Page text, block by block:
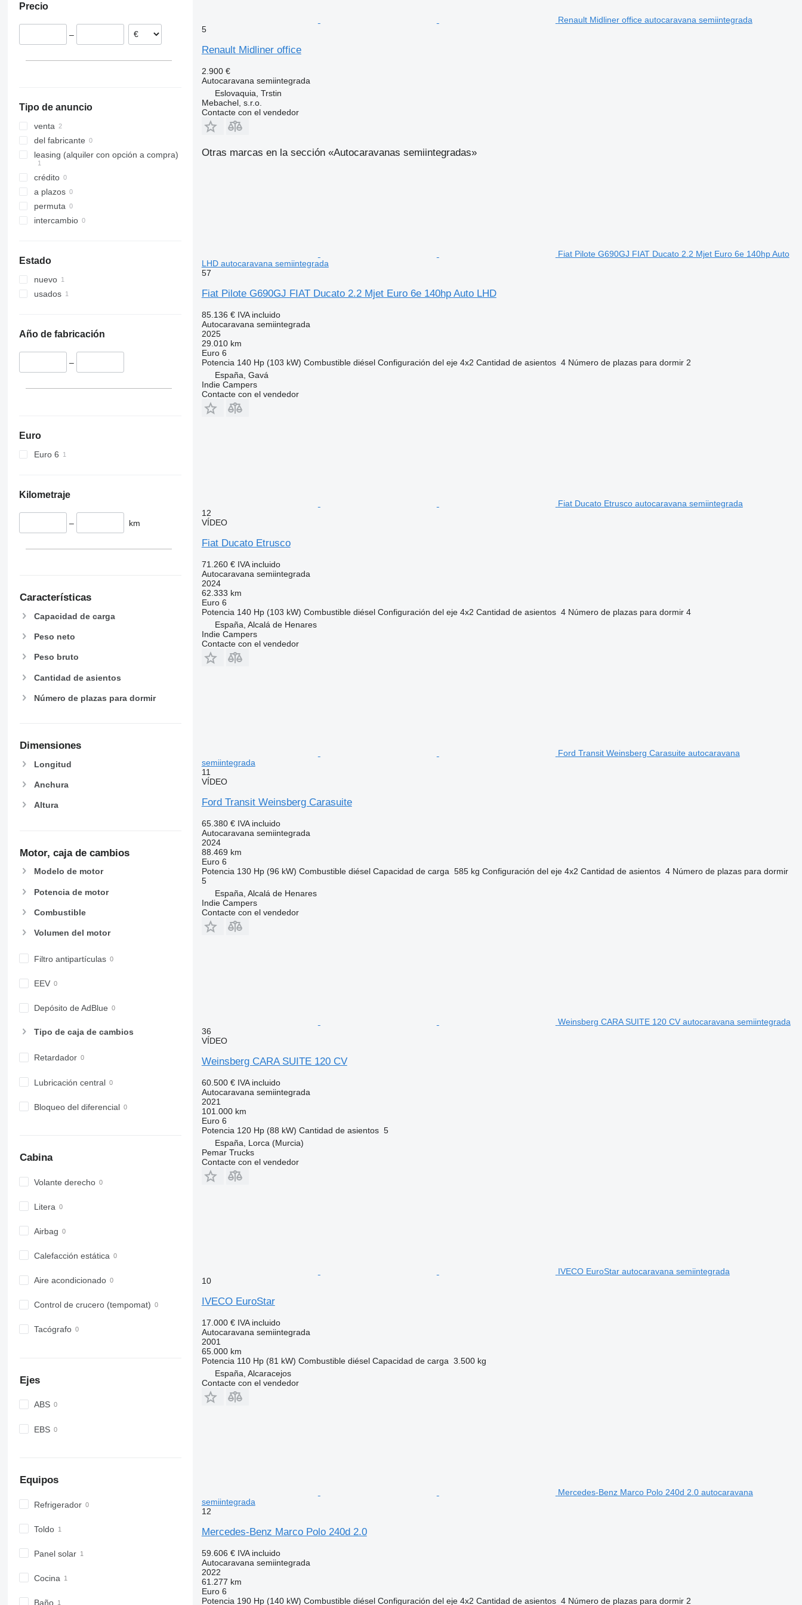
Precio
–
Tipo de anuncio
venta
del fabricante
leasing (alquiler con opción a compra)
crédito
a plazos
permuta
intercambio
Estado
nuevo
usados
Año de fabricación
–
Euro
Euro 6
Kilometraje
– km
Características
Capacidad de carga
Peso neto
Peso bruto
Cantidad de asientos
Número de plazas para dormir
Dimensiones
Longitud
Anchura
Altura
Motor, caja de cambios
Modelo de motor
Potencia de motor
Combustible
Volumen del motor
Filtro antipartículas
EEV
Depósito de AdBlue
Tipo de caja de cambios
Retardador
Lubricación central
Bloqueo del diferencial
Cabina
Volante derecho
Litera
Airbag
Calefacción estática
Aire acondicionado
Control de crucero (tempomat)
Tacógrafo
Ejes
ABS
EBS
Equipos
Refrigerador
Toldo
Panel solar
Cocina
Baño
Renault Midliner office autocaravana semiintegrada
5
Renault Midliner office
2.900 €
Autocaravana semiintegrada
Eslovaquia, Trstin
Mebachel, s.r.o.
Contacte con el vendedor
Otras marcas en la sección «Autocaravanas semiintegradas»
Fiat Pilote G690GJ FIAT Ducato 2.2 Mjet Euro 6e 140hp Auto
LHD autocaravana semiintegrada
57
Fiat Pilote G690GJ FIAT Ducato 2.2 Mjet Euro 6e 140hp Auto LHD
85.136 € IVA incluido
Autocaravana semiintegrada
2025
29.010 km
Euro 6
Potencia 140 Hp (103 kW) Combustible diésel Configuración del eje 4x2 Cantidad de asientos 4 Número de plazas para dormir 2
España, Gavá
Indie Campers
Contacte con el vendedor
Fiat Ducato Etrusco autocaravana semiintegrada
12
VÍDEO
Fiat Ducato Etrusco
71.260 € IVA incluido
Autocaravana semiintegrada
2024
62.333 km
Euro 6
Potencia 140 Hp (103 kW) Combustible diésel Configuración del eje 4x2 Cantidad de asientos 4 Número de plazas para dormir 4
España, Alcalá de Henares
Indie Campers
Contacte con el vendedor
Ford Transit Weinsberg Carasuite autocaravana
semiintegrada
11
VÍDEO
Ford Transit Weinsberg Carasuite
65.380 € IVA incluido
Autocaravana semiintegrada
2024
88.469 km
Euro 6
Potencia 130 Hp (96 kW) Combustible diésel Capacidad de carga 585 kg Configuración del eje 4x2 Cantidad de asientos 4 Número de plazas para dormir
5
España, Alcalá de Henares
Indie Campers
Contacte con el vendedor
Weinsberg CARA SUITE 120 CV autocaravana semiintegrada
36
VÍDEO
Weinsberg CARA SUITE 120 CV
60.500 € IVA incluido
Autocaravana semiintegrada
2021
101.000 km
Euro 6
Potencia 120 Hp (88 kW) Cantidad de asientos 5
España, Lorca (Murcia)
Pemar Trucks
Contacte con el vendedor
IVECO EuroStar autocaravana semiintegrada
10
IVECO EuroStar
17.000 € IVA incluido
Autocaravana semiintegrada
2001
65.000 km
Potencia 110 Hp (81 kW) Combustible diésel Capacidad de carga 3.500 kg
España, Alcaracejos
Contacte con el vendedor
Mercedes-Benz Marco Polo 240d 2.0 autocaravana
semiintegrada
12
Mercedes-Benz Marco Polo 240d 2.0
59.606 € IVA incluido
Autocaravana semiintegrada
2022
61.277 km
Euro 6
Potencia 190 Hp (140 kW) Combustible diésel Configuración del eje 4x2 Cantidad de asientos 4 Número de plazas para dormir 2